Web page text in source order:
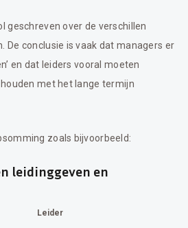
geschreven over de verschillen
De conclusie is vaak dat managers er
en dat leiders vooral moeten
met het lange termijn
zoals bijvoorbeeld:
leidinggeven en
Leider